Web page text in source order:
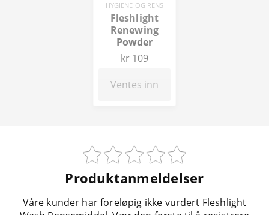
HYGIENE OG RENS
Fleshlight
Renewing
Powder
kr 109
Ventes inn
Produktanmeldelser
Våre kunder har foreløpig ikke vurdert Fleshlight